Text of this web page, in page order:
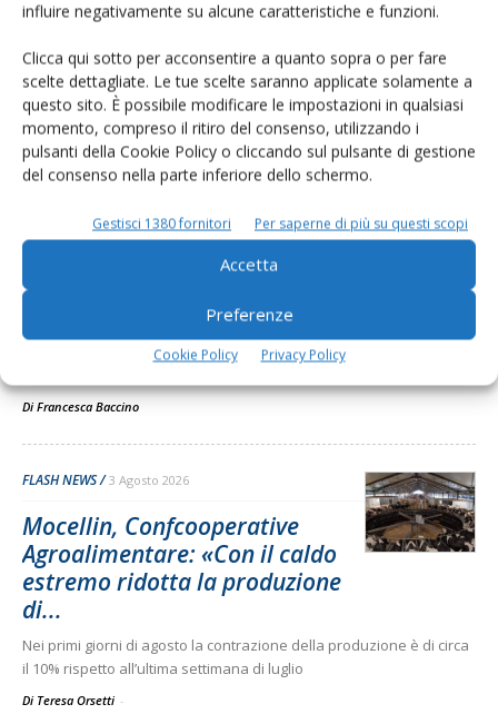
influire negativamente su alcune caratteristiche e funzioni.
Clicca qui sotto per acconsentire a quanto sopra o per fare
scelte dettagliate. Le tue scelte saranno applicate solamente a
questo sito. È possibile modificare le impostazioni in qualsiasi
momento, compreso il ritiro del consenso, utilizzando i
pulsanti della Cookie Policy o cliccando sul pulsante di gestione
del consenso nella parte inferiore dello schermo.
Gestisci 1380 fornitori Per saperne di più su questi scopi
Accetta
Preferenze
Cookie Policy Privacy Policy
Dalla stessa categoria
5 Agosto 2026
Convention estiva Agafibj, la
Basilicata al centro della
formazione dei giovani...
Quattro giorni tra visite tecniche, innovazione, benessere animale
e confronto professionale hanno coinvolto circa cento giovani
DiFrancesca Baccino
FLASH NEWS 3 Agosto 2026
Mocellin, Confcooperative
Agroalimentare: «Con il caldo
estremo ridotta la produzione
di...
Nei primi giorni di agosto la contrazione della produzione è di circa
il 10% rispetto all’ultima settimana di luglio
Di Teresa Orsetti -